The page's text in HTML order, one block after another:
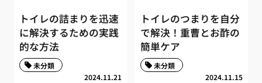
トイレの詰まりを迅速
に解決するための実践
的な方法
2024.11.21
未分類
トイレのつまりを自分
で解決！重曹とお酢の
簡単ケア
2024.11.15
未分類